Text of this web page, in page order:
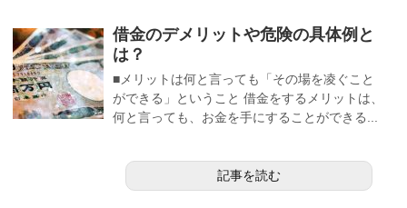
借金のデメリットや危険の具体例と
は？
■メリットは何と言っても「その場を凌ぐこと
ができる」ということ 借金をするメリットは、
何と言っても、お金を手にすることができる...
記事を読む